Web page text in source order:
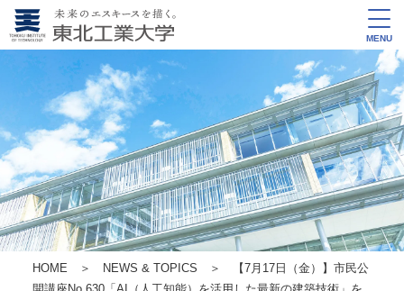
MENU
HOME ＞ NEWS & TOPICS ＞ 【7月17日（金）】市民公